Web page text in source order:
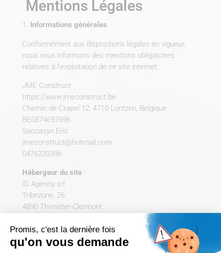
Promis, c'est la dernière fois
qu'on vous demande
Mentions Légales
Informations générales
Conformément aux dispositions légales en vigueur,
nous vous informons des mentions obligatoires
relatives à l’exploitation de ce site internet.
JME Construct
https://www.jmeconstruct.be
Chemin de Crapel 12, 4710 Lontzen, Belgique
BE0874697696
Saccasyn Eric
jmeconstruct@hotmail.com
0476220396
Hébergeur du site:
ID Agency srl
Tribezone, 26
4890 Thimister-Clermont
Propriété intellectuelle